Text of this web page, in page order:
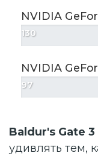
NVIDIA
130
NVIDIA
97
Baldur's Gate 3
удивлять тем,